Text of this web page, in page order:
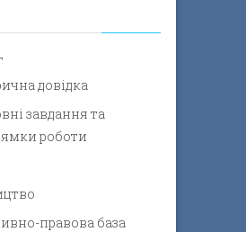
довідка
завдання та
роботи
правова база